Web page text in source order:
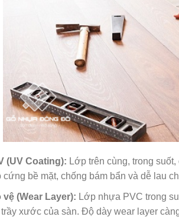
(UV Coating): Lớp trên cùng, trong
cứng bề mặt, chống bám bẩn và dễ lau
vệ (Wear Layer): Lớp nhựa PVC trong
xước của sàn. Độ dày wear layer